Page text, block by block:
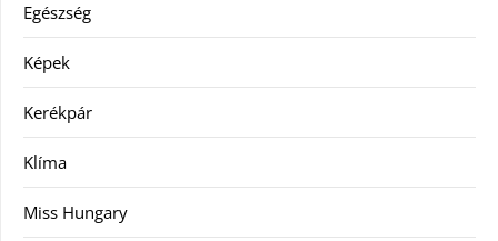
Egészség
Képek
Kerékpár
Klíma
Miss Hungary